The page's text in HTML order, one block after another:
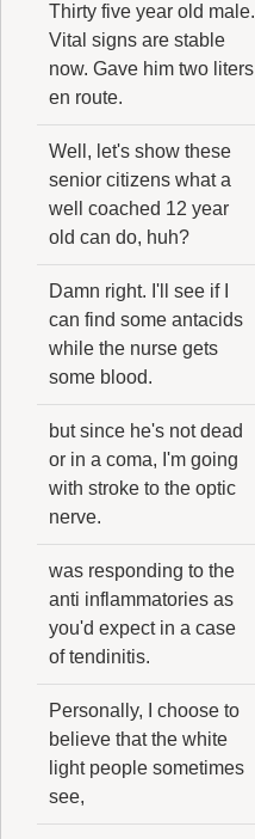
Thirty five year old male.
Vital signs are stable
now. Gave him two liters
en route.
Well, let's show these
senior citizens what a
well coached 12 year
old can do, huh?
Damn right. I'll see if I
can find some antacids
while the nurse gets
some blood.
but since he's not dead
or in a coma, I'm going
with stroke to the optic
nerve.
was responding to the
anti inflammatories as
you'd expect in a case
of tendinitis.
Personally, I choose to
believe that the white
light people sometimes
see,